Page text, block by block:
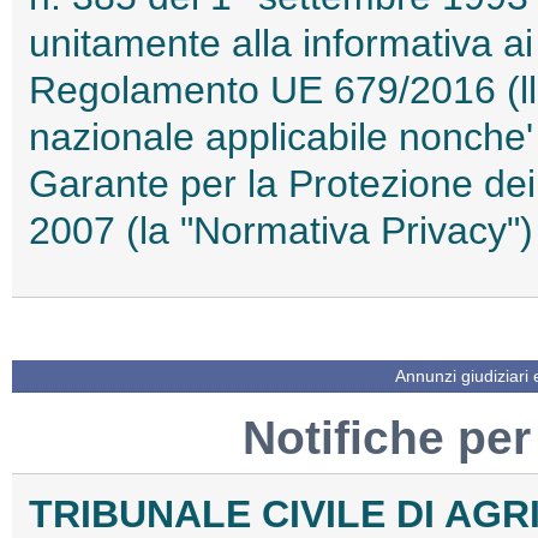
unitamente alla informativa
Regolamento UE 679/2016
nazionale applicabile
Garante per la Protezione
2007 (la "Normativa
Annunzi giudiziari
Notifiche
TRIBUNALE CIVILE DI